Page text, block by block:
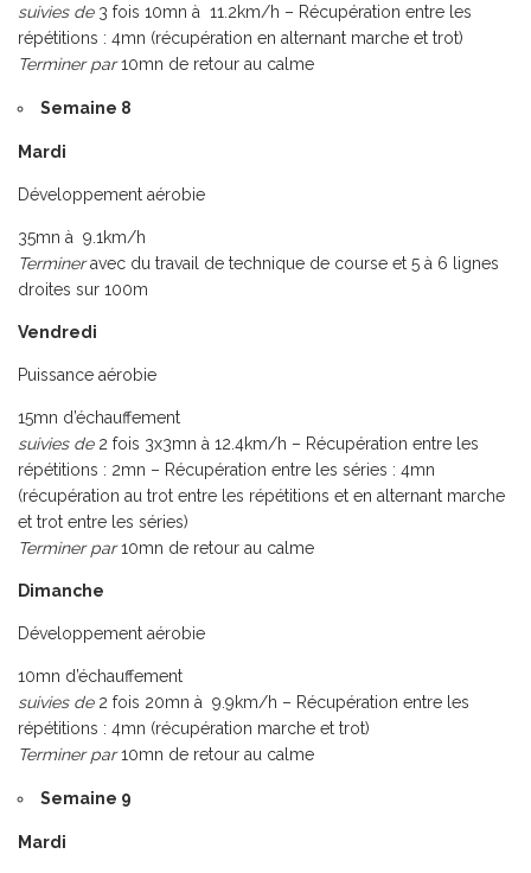
suivies de3 fois 10mn à 11.2km/h – Récupération entre les
répétitions : 4mn (récupération en alternant marche et trot)
Terminer par10mn de retour au calme
Semaine 8
Mardi
Développement aérobie
35mn à 9.1km/h
Termineravec du travail de technique de course et 5 à 6 lignes
droites sur 100m
Vendredi
Puissance aérobie
15mn d’échauffement
suivies de2 fois 3x3mn à 12.4km/h – Récupération entre les
répétitions : 2mn – Récupération entre les séries : 4mn
(récupération au trot entre les répétitions et en alternant marche
et trot entre les séries)
Terminer par10mn de retour au calme
Dimanche
Développement aérobie
10mn d’échauffement
suivies de2 fois 20mn à 9.9km/h – Récupération entre les
répétitions : 4mn (récupération marche et trot)
Terminer par10mn de retour au calme
Semaine 9
Mardi